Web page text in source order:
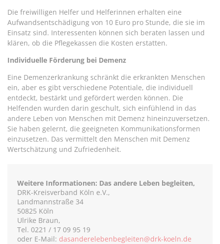
Die freiwilligen Helfer und Helferinnen erhalten eine
Aufwandsentschädigung von 10 Euro pro Stunde, die sie im
Einsatz sind. Interessenten können sich beraten lassen und
klären, ob die Pflegekassen die Kosten erstatten.
Individuelle Förderung bei Demenz
Eine Demenzerkrankung schränkt die erkrankten Menschen
ein, aber es gibt verschiedene Potentiale, die individuell
entdeckt, bestärkt und gefördert werden können. Die
Helfenden wurden darin geschult, sich einfühlend in das
andere Leben von Menschen mit Demenz hineinzuversetzen.
Sie haben gelernt, die geeigneten Kommunikationsformen
einzusetzen. Das vermittelt den Menschen mit Demenz
Wertschätzung und Zufriedenheit.
Weitere Informationen: Das andere Leben begleiten,
DRK-Kreisverband Köln e.V.,
Landmannstraße 34
50825 Köln
Ulrike Braun,
Tel. 0221 / 17 09 95 19
oder E-Mail: dasanderelebenbegleiten@drk-koeln.de